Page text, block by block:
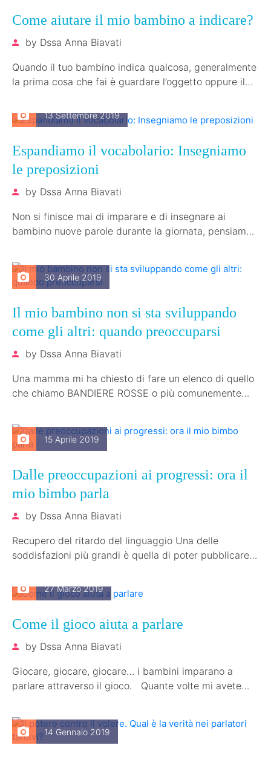
Come aiutare il mio bambino a indicare?
by Dssa Anna Biavati
Quando il tuo bambino indica qualcosa, generalmente
la prima cosa che fai è guardare l’oggetto oppure il
13 Settembre 2019
Espandiamo il vocabolario: Insegniamo
le preposizioni
by Dssa Anna Biavati
Non si finisce mai di imparare e di insegnare ai
bambino nuove parole durante la giornata, pensiamo
30 Aprile 2019
Il mio bambino non si sta sviluppando
come gli altri: quando preoccuparsi
by Dssa Anna Biavati
Una mamma mi ha chiesto di fare un elenco di quello
che chiamo BANDIERE ROSSE o più comunemente
15 Aprile 2019
Dalle preoccupazioni ai progressi: ora il
mio bimbo parla
by Dssa Anna Biavati
Recupero del ritardo del linguaggio Una delle
soddisfazioni più grandi è quella di poter pubblicare i
27 Marzo 2019
Come il gioco aiuta a parlare
by Dssa Anna Biavati
Giocare, giocare, giocare… i bambini imparano a
parlare attraverso il gioco. Quante volte mi avete
14 Gennaio 2019